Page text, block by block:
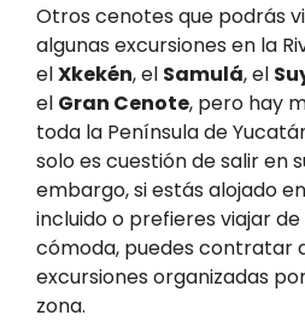
Otros cenotes que podrás
algunas excursiones en la
elXkekén, el Samulá, el
el Gran Cenote, pero hay
toda la Península de
solo es cuestión de salir en
embargo, si estás alojado
incluido o prefieres viajar
cómoda, puedes contratar
excursiones organizadas
zona.